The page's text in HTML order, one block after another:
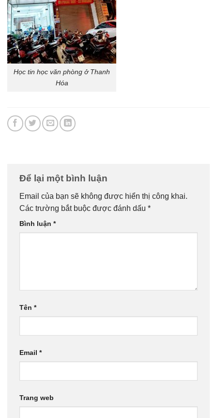
Học tin học văn phòng ở Thanh
Hóa
Để lại một bình luận
Email của bạn sẽ không được hiển thị công khai.
Các trường bắt buộc được đánh dấu *
Bình luận *
Tên *
Email *
Trang web